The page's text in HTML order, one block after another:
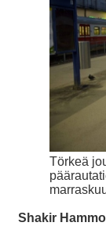
Törkeä
Shakir